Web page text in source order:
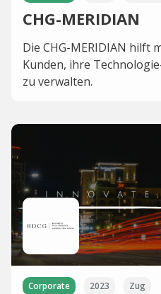
CHG-MERIDIAN
Die CHG-MERIDIAN hilft
Kunden, ihre
zu verwalten.
Corporate 2023 Zug